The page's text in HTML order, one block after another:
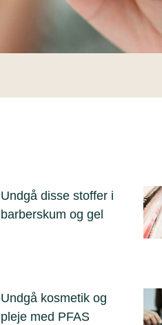
Undgå disse stoffer i
barberskum og gel
Undgå kosmetik og
pleje med PFAS